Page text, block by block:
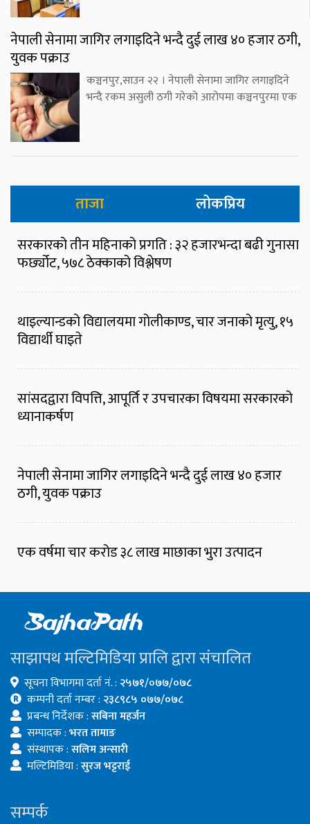
नेपाली सेनामा जागिर लगाइदिने भन्दै दुई लाख ४० हजार ठगी,
युवक पक्राउ
कञ्चनपुर,साउन २२ । नेपाली सेनामा जागिर लगाइदिने
भन्दै रकम असुली ठगी गरेको आरोपमा कञ्चनपुरमा एक
ताजा लोकप्रिय
सरकारको तीन महिनाको प्रगति : ३२ हजारभन्दा बढी गुनासा
फर्छ्योट, ५७८ ठेक्काको विश्लेषण
थाइल्यान्डको विद्यालयमा गोलीकाण्ड, चार जनाको मृत्यु, १५
विद्यार्थी घाइते
सांसदद्वारा विपत्ति, आपूर्ति र उपचारका विषयमा सरकारको
ध्यानाकर्षण
नेपाली सेनामा जागिर लगाइदिने भन्दै दुई लाख ४० हजार
ठगी, युवक पक्राउ
एक वर्षमा चार करोड ३८ लाख माछाका भुरा उत्पादन
साझापथ मल्टिमिडिया प्रालि द्वारा संचालित
सूचना विभागमा दर्ता नं. : २५७१/०७७/०७८
कम्पनी दर्ता नम्बर : २३८९८५ ०७७/०७८
प्रबन्ध निर्देशक :सबिना महर्जन
सम्पादक :भरत तामाङ
संस्थापक :सलिम अन्सारी
मल्टिमिडिया :सुरज भट्टराई
सम्पर्क